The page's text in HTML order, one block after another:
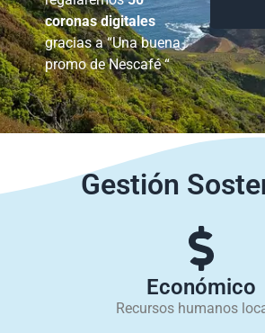
coronas digitales
gracias a “Una buena
promo de Nescafé “
Gestión
Económico
Recursos humanos